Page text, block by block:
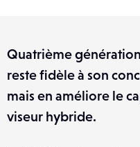
Quatrième
reste fidèle à son
mais en améliore le
viseur hybride.